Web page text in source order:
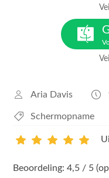
Aria Davis
Schermopname
Beoordeling: 4,5 / 5